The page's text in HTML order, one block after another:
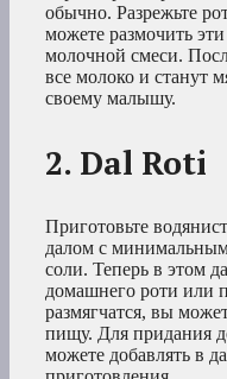
обычно. Разрежьте
можете размочить
молочной смеси.
все молоко и станут
своему малышу.
2. Dal Roti
Приготовьте
далом с
соли. Теперь в этом
домашнего роти или
размягчатся, вы
пищу. Для придания
можете добавлять в